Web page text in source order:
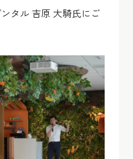
タル 吉原 大騎氏にご